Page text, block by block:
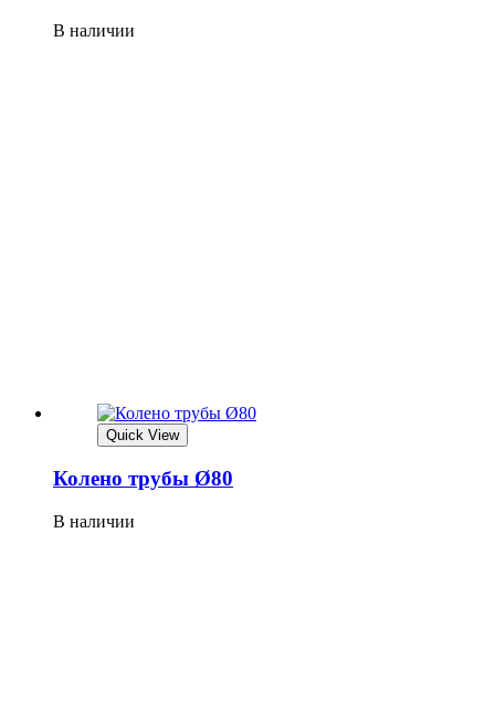
В наличии
Quick View
Колено трубы Ø80
В наличии